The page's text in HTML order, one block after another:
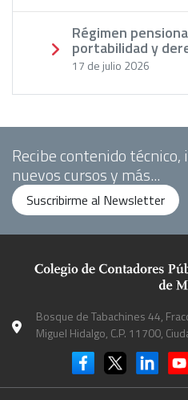
Régimen
portabilidad y
17 de julio 2026
Recibe contenido
nuevos cursos y más...
Suscribirme al Newsletter
Bosque de Tabachines 44,
Miguel Hidalgo, C.P. 11700,